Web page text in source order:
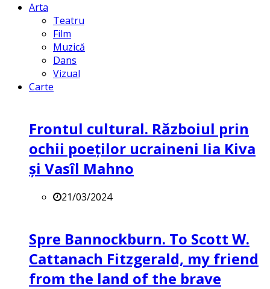
Arta
Teatru
Film
Muzică
Dans
Vizual
Carte
Frontul cultural. Războiul prin
ochii poeților ucraineni Iia Kiva
și Vasîl Mahno
21/03/2024
Spre Bannockburn. To Scott W.
Cattanach Fitzgerald, my friend
from the land of the brave